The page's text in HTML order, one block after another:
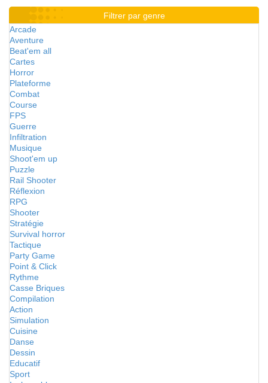
Filtrer par genre
Arcade
Aventure
Beat'em all
Cartes
Horror
Plateforme
Combat
Course
FPS
Guerre
Infiltration
Musique
Shoot'em up
Puzzle
Rail Shooter
Réflexion
RPG
Shooter
Stratégie
Survival horror
Tactique
Party Game
Point & Click
Rythme
Casse Briques
Compilation
Action
Simulation
Cuisine
Danse
Dessin
Educatif
Sport